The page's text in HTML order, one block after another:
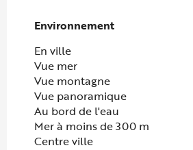
Environnement
Environnement
En ville
Vue mer
Vue montagne
Vue panoramique
Au bord de l'eau
Mer à moins de 300 m
Centre ville